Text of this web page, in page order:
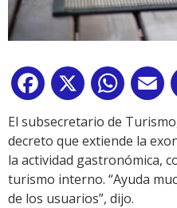
Facebook
X
El subsecretario de
decreto que extiende la
la actividad gastronómica,
turismo interno. “Ayuda
de los usuarios”, dijo.